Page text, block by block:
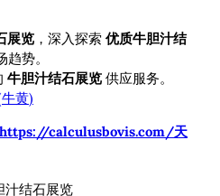
展览 ，深入探索 优质牛胆汁结
趋势。
牛胆汁结石展览 供应服务。
黄)
https://calculusbovis.com/天